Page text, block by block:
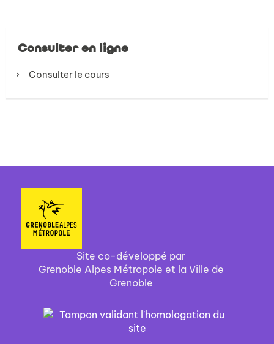
Consulter en ligne
Consulter le cours
Site co-développé par
Grenoble Alpes Métropole et la Ville de
Grenoble